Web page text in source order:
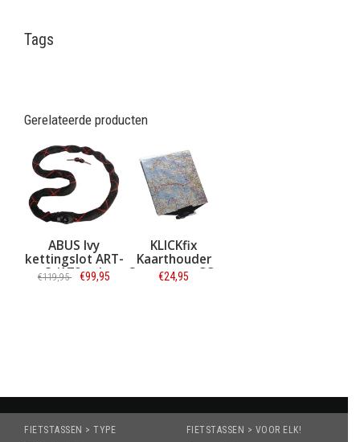
Tags
Gerelateerde producten
ABUS Ivy
kettingslot ART-
3 (170cm)
€119,95 €99,95
KLICKfix
Kaarthouder
Sunny voor CC-
100
€24,95
FIETSTASSEN > TYPE FIETSTASSEN > VOOR ELK!